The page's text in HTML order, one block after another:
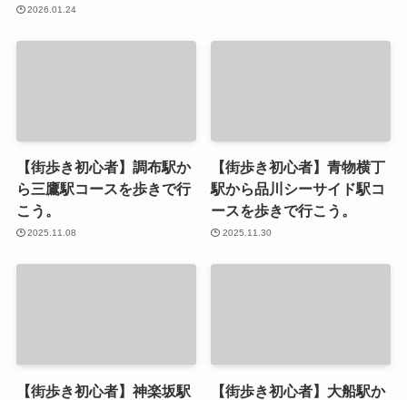
2026.01.24
【街歩き初心者】調布駅か
ら三鷹駅コースを歩きで行
こう。
2025.11.08
【街歩き初心者】青物横丁
駅から品川シーサイド駅コ
ースを歩きで行こう。
2025.11.30
【街歩き初心者】神楽坂駅
【街歩き初心者】大船駅か